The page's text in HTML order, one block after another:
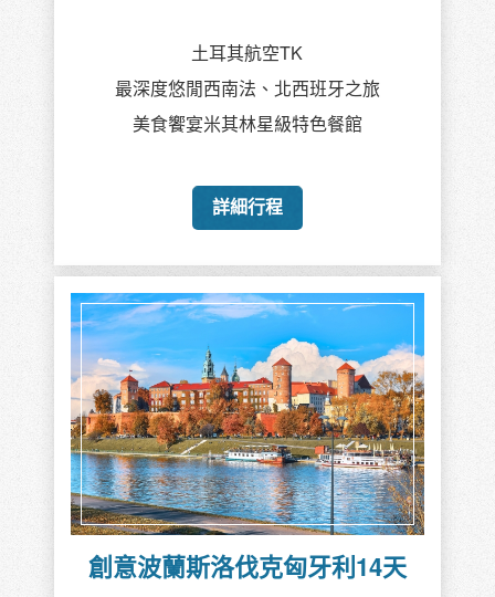
土耳其航空TK
最深度悠閒西南法、北西班牙之旅
美食饗宴米其林星級特色餐館
詳細行程
創意波蘭斯洛伐克匈牙利14天